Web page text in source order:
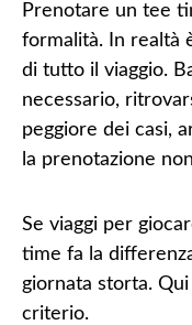
Prenotare un tee
formalità. In realtà
di tutto il viaggio.
necessario,
peggiore dei casi,
la prenotazione
Se viaggi per
time fa la
giornata storta.
criterio.